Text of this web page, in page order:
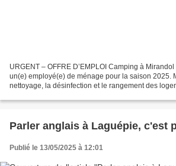
URGENT – OFFRE D’EMPLOI Camping à
un(e) employé(e) de ménage pour la saison 2025.
nettoyage, la désinfection et le rangement des
Parler anglais à Laguépie, c'est
Publié le 13/05/2025 à 12:01